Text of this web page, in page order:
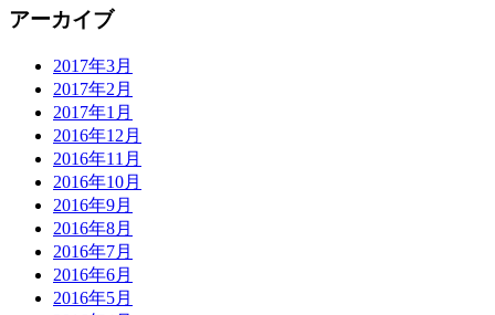
アーカイブ
2017年3月
2017年2月
2017年1月
2016年12月
2016年11月
2016年10月
2016年9月
2016年8月
2016年7月
2016年6月
2016年5月